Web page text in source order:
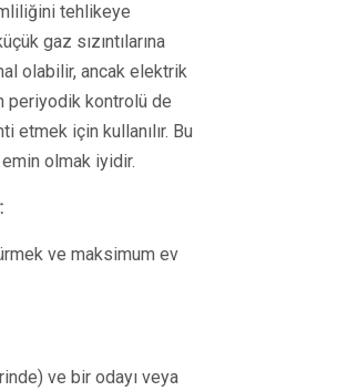
tehlikeye
gaz sızıntılarına
olabilir, ancak elektrik
periyodik kontrolü de
etmek için kullanılır. Bu
olmak iyidir.
ve maksimum ev
ve bir odayı veya